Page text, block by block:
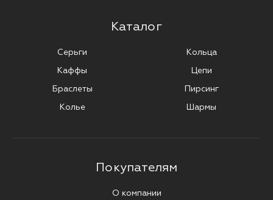
Каталог
Серьги
Каффы
Браслеты
Колье
Кольца
Цепи
Пирсинг
Шармы
Покупателям
О компании